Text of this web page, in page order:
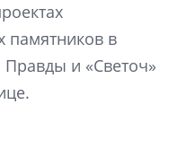
памятников в
Правды и «Светоч»